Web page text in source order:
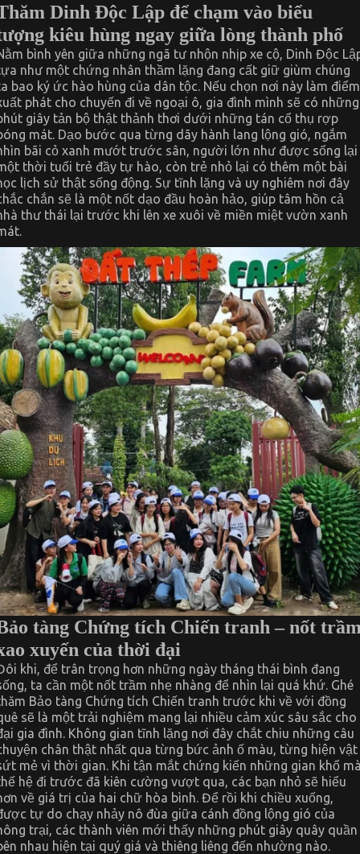
Dinh Độc Lập để chạm vào biểu
kiêu hùng ngay giữa lòng thành phố
bình yên giữa những ngã tư nhộn nhịp xe cộ, Dinh Độc
như một chứng nhân thầm lặng đang cất giữ giùm chúng
bao ký ức hào hùng của dân tộc. Nếu chọn nơi này làm điểm
phát cho chuyến đi về ngoại ô, gia đình mình sẽ có những
giây tản bộ thật thảnh thơi dưới những tán cổ thụ rợp
mát. Dạo bước qua từng dãy hành lang lộng gió, ngắm
bãi cỏ xanh mướt trước sân, người lớn như được sống lại
thời tuổi trẻ đầy tự hào, còn trẻ nhỏ lại có thêm một bài
lịch sử thật sống động. Sự tĩnh lặng và uy nghiêm nơi đây
chắn sẽ là một nốt dạo đầu hoàn hảo, giúp tâm hồn cả
thư thái lại trước khi lên xe xuôi về miền miệt vườn xanh
tàng Chứng tích Chiến tranh – nốt
xuyến của thời đại
khi, để trân trọng hơn những ngày tháng thái bình đang
ta cần một nốt trầm nhẹ nhàng để nhìn lại quá khứ. Ghé
Bảo tàng Chứng tích Chiến tranh trước khi về với đồng
sẽ là một trải nghiệm mang lại nhiều cảm xúc sâu sắc cho
gia đình. Không gian tĩnh lặng nơi đây chắt chiu những câu
chân thật nhất qua từng bức ảnh ố màu, từng hiện vật
mẻ vì thời gian. Khi tận mắt chứng kiến những gian khổ
hệ đi trước đã kiên cường vượt qua, các bạn nhỏ sẽ hiểu
về giá trị của hai chữ hòa bình. Để rồi khi chiều xuống,
tự do chạy nhảy nô đùa giữa cánh đồng lộng gió của
trại, các thành viên mới thấy những phút giây quây quần
nhau hiện tại quý giá và thiêng liêng đến nhường nào.